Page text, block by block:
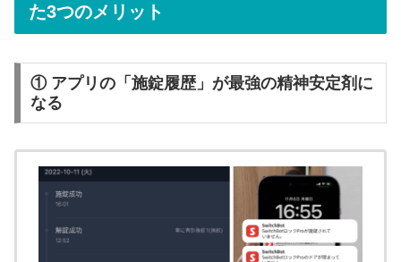
た3つのメリット
① アプリの「施錠履歴」が最強の精神安定剤に
なる